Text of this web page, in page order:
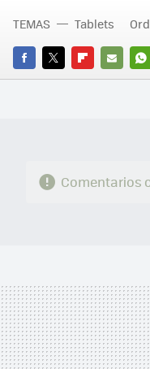
FACEBOOK
TWITTERFLIPBOARD
E-
TEMAS Tablets
Comentarios